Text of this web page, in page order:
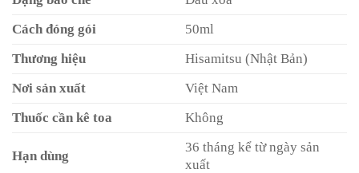
Cách đóng gói
50ml
Thương hiệu
Hisamitsu (Nhật Bản)
Nơi sản xuất
Việt Nam
Thuốc cần kê toa
Không
Hạn dùng
36 tháng kể từ ngày sản
xuất